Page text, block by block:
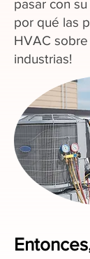
pasar con
por qué las
HVAC
industrias!